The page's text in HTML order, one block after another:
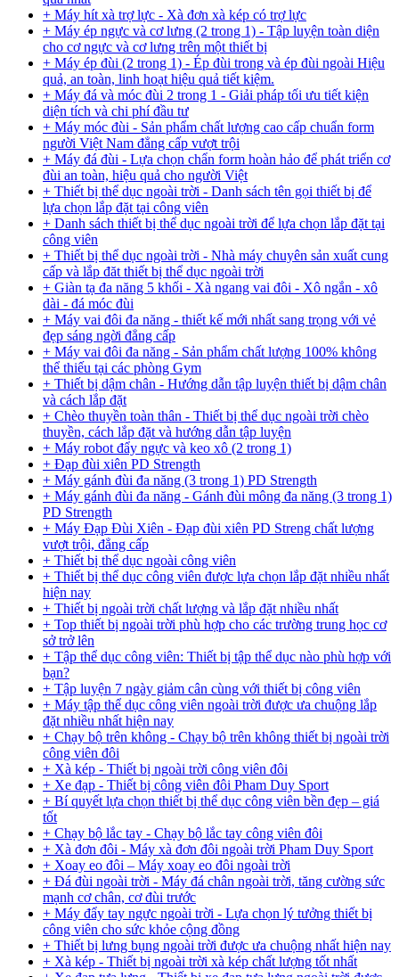
+ Máy hít xà trợ lực - Xà đơn xà kép có trợ lực
+ Máy ép ngực và cơ lưng (2 trong 1) - Tập luyện toàn diện
cho cơ ngực và cơ lưng trên một thiết bị
+ Máy ép đùi (2 trong 1) - Ép đùi trong và ép đùi ngoài Hiệu
quả, an toàn, linh hoạt hiệu quả tiết kiệm.
+ Máy đá và móc đùi 2 trong 1 - Giải pháp tối ưu tiết kiện
diện tích và chi phí đầu tư
+ Máy móc đùi - Sản phẩm chất lượng cao cấp chuẩn form
người Việt Nam đẳng cấp vượt trội
+ Máy đá đùi - Lựa chọn chẩn form hoàn hảo để phát triển cơ
đùi an toàn, hiệu quả cho người Việt
+ Thiết bị thể dục ngoài trời - Danh sách tên gọi thiết bị để
lựa chọn lắp đặt tại công viên
+ Danh sách thiết bị thể dục ngoài trời để lựa chọn lắp đặt tại
công viên
+ Thiết bị thể dục ngoài trời - Nhà máy chuyên sản xuất cung
cấp và lắp đăt thiết bị thể dục ngoài trời
+ Giàn tạ đa năng 5 khối - Xà ngang vai đôi - Xô ngắn - xô
dài - đá móc đùi
+ Máy vai đôi đa năng - thiết kế mới nhất sang trọng với vẻ
đẹp sáng ngời đẳng cấp
+ Máy vai đôi đa năng - Sản phẩm chất lượng 100% không
thể thiếu tại các phòng Gym
+ Thiết bị dậm chân - Hướng dẫn tập luyện thiết bị dậm chân
và cách lắp đặt
+ Chèo thuyền toàn thân - Thiết bị thể dục ngoài trời chèo
thuyền, cách lắp đặt và hướng dẫn tập luyện
+ Máy robot đẩy ngực và keo xô (2 trong 1)
+ Đạp đùi xiên PD Strength
+ Máy gánh đùi đa năng (3 trong 1) PD Strength
+ Máy gánh đùi đa năng - Gánh đùi mông đa năng (3 trong 1)
PD Strength
+ Máy Đạp Đùi Xiên - Đạp đùi xiên PD Streng chất lượng
vượt trội, đẳng cấp
+ Thiết bị thể dục ngoài công viên
+ Thiết bị thể dục công viên được lựa chọn lắp đặt nhiều nhất
hiện nay
+ Thiết bị ngoài trời chất lượng và lắp đặt nhiều nhất
+ Top thiết bị ngoài trời phù hợp cho các trường trung học cơ
sở trở lên
+ Tập thể dục công viên: Thiết bị tập thể dục nào phù hợp với
bạn?
+ Tập luyện 7 ngày giảm cân cùng với thiết bị công viên
+ Máy tập thể dục công viên ngoài trời được ưa chuộng lắp
đặt nhiều nhất hiện nay
+ Chạy bộ trên không - Chạy bộ trên không thiết bị ngoài trời
công viên đôi
+ Xà kép - Thiết bị ngoài trời công viên đôi
+ Xe đạp - Thiết bị công viên đôi Pham Duy Sport
+ Bí quyết lựa chọn thiết bị thể dục công viên bền đẹp – giá
tốt
+ Chạy bộ lắc tay - Chạy bộ lắc tay công viên đôi
+ Xà đơn đôi - Máy xà đơn đôi ngoài trời Pham Duy Sport
+ Xoay eo đôi – Máy xoay eo đôi ngoài trời
+ Đá đùi ngoài trời - Máy đá chân ngoài trời, tăng cường sức
mạnh cơ chân, cơ đùi trước
+ Máy đẩy tay ngực ngoài trời - Lựa chọn lý tưởng thiết bị
công viên cho sức khỏe cộng đồng
+ Thiết bị lưng bụng ngoài trời được ưa chuộng nhất hiện nay
+ Xà kép - Thiết bị ngoài trời xà kép chất lượng tốt nhất